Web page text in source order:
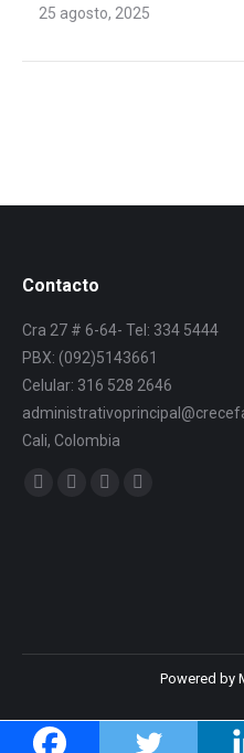
25 agosto, 2025
Contacto
Cra 27 # 6-64- Tel: 334 5444
PBX: (092)5143661
Celular: 316 528 2646
Cali, Colombia
Find us on:
Powered by